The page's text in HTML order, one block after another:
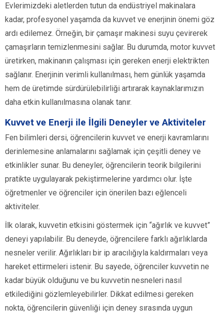
Evlerimizdeki aletlerden tutun da endüstriyel makinalara
kadar, profesyonel yaşamda da kuvvet ve enerjinin önemi göz
ardı edilemez. Örneğin, bir çamaşır makinesi suyu çevirerek
çamaşırların temizlenmesini sağlar. Bu durumda, motor kuvvet
üretirken, makinanın çalışması için gereken enerji elektrikten
sağlanır. Enerjinin verimli kullanılması, hem günlük yaşamda
hem de üretimde sürdürülebilirliği artırarak kaynaklarımızın
daha etkin kullanılmasına olanak tanır.
Kuvvet ve Enerji ile İlgili Deneyler ve Aktiviteler
Fen bilimleri dersi, öğrencilerin kuvvet ve enerji kavramlarını
derinlemesine anlamalarını sağlamak için çeşitli deney ve
etkinlikler sunar. Bu deneyler, öğrencilerin teorik bilgilerini
pratikte uygulayarak pekiştirmelerine yardımcı olur. İşte
öğretmenler ve öğrenciler için önerilen bazı eğlenceli
aktiviteler.
İlk olarak, kuvvetin etkisini göstermek için “ağırlık ve kuvvet”
deneyi yapılabilir. Bu deneyde, öğrencilere farklı ağırlıklarda
nesneler verilir. Ağırlıkları bir ip aracılığıyla kaldırmaları veya
hareket ettirmeleri istenir. Bu sayede, öğrenciler kuvvetin ne
kadar büyük olduğunu ve bu kuvvetin nesneleri nasıl
etkilediğini gözlemleyebilirler. Dikkat edilmesi gereken
nokta, öğrencilerin güvenliği için deney sırasında uygun